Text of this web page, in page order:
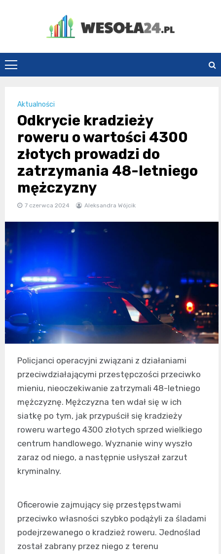
Wesoła24.pl
Aktualności
Odkrycie kradzieży
roweru o wartości 4300
złotych prowadzi do
zatrzymania 48-letniego
mężczyzny
7 czerwca 2024 Aleksandra Wójcik
Policjanci operacyjni związani z działaniami
przeciwdziałającymi przestępczości przeciwko
mieniu, nieoczekiwanie zatrzymali 48-letniego
mężczyznę. Mężczyzna ten wdał się w ich
siatkę po tym, jak przypuścił się kradzieży
roweru wartego 4300 złotych sprzed wielkiego
centrum handlowego. Wyznanie winy wyszło
zaraz od niego, a następnie usłyszał zarzut
kryminalny.
Oficerowie zajmujący się przestępstwami
przeciwko własności szybko podążyli za śladami
podejrzewanego o kradzież roweru. Jednoślad
został zabrany przez niego z terenu